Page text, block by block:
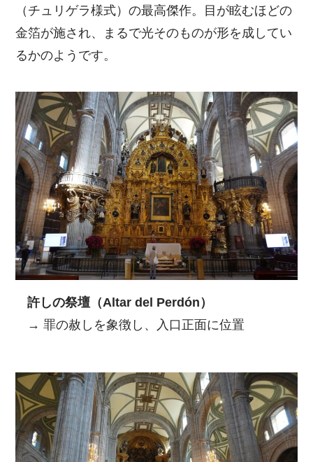
（チュリゲラ様式）の最高傑作。目が眩むほどの
金箔が施され、まるで光そのものが形を成してい
るかのようです。
許しの祭壇（Altar del Perdón）
→ 罪の赦しを象徴し、入口正面に位置